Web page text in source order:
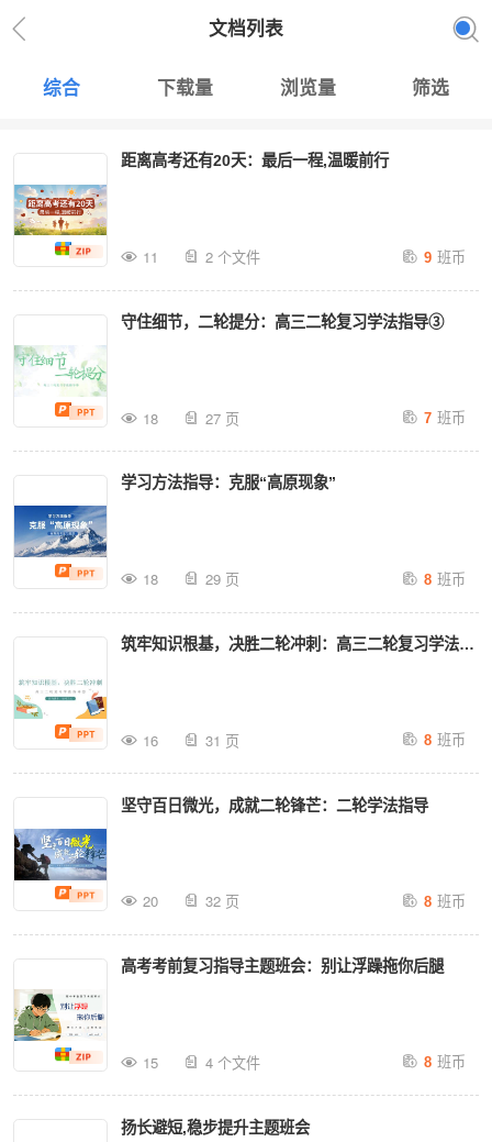
文档列表
综合 下载量 浏览量 筛选
距离高考还有20天：最后一程,温暖前行
11 2 个文件 9 班币
守住细节，二轮提分：高三二轮复习学法指导③
18 27 页 7 班币
学习方法指导：克服“高原现象”
18 29 页 8 班币
筑牢知识根基，决胜二轮冲刺：高三二轮复习学法指
16 31 页 8 班币
坚守百日微光，成就二轮锋芒：二轮学法指导
20 32 页 8 班币
高考考前复习指导主题班会：别让浮躁拖你后腿
15 4 个文件 8 班币
扬长避短,稳步提升主题班会